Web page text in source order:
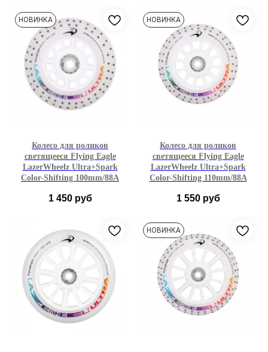
1 шт 3 шт 6 шт 1шт 3 шт 6 шт
НОВИНКА
Колесо для роликов
светящееся Flying Eagle
LazerWheelz Ultra+Spark
Color-Shifting 100mm/88A
1 450 руб
1шт 3 шт 6 шт
НОВИНКА
Колесо для роликов
светящееся Flying Eagle
LazerWheelz Ultra+Spark
Color-Shifting 110mm/88A
1 550 руб
1шт 3 шт 6 шт
НОВИНКА